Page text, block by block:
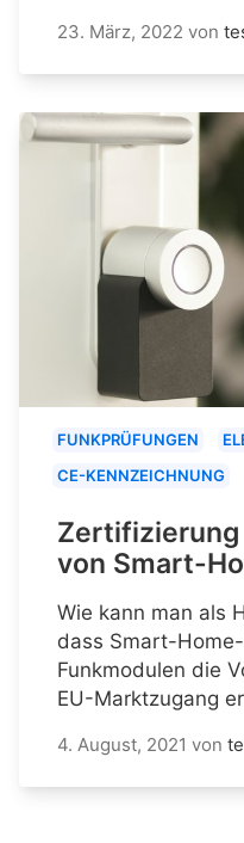
23. März, 2022 von
FUNKPRÜFUNGEN
CE-KENNZEICHNUNG
Zertifizierung
von Smart-
Wie kann man als
dass Smart-
Funkmodulen die
EU-Marktzugang
4. August, 2021 von